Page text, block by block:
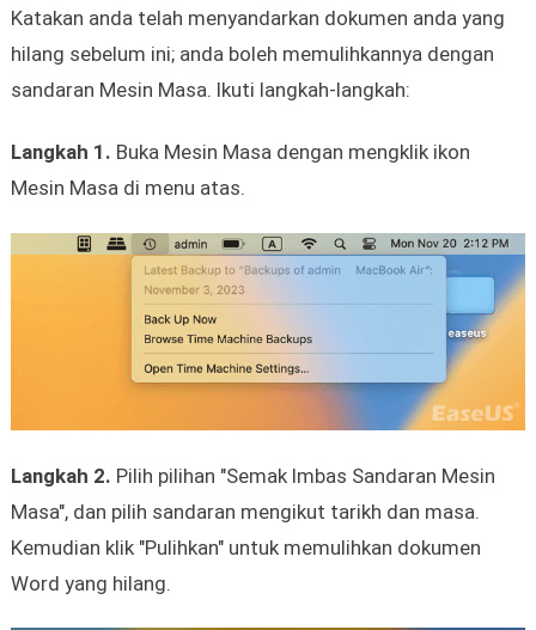
Katakan anda telah menyandarkan dokumen anda yang
hilang sebelum ini; anda boleh memulihkannya dengan
sandaran Mesin Masa. Ikuti langkah-langkah:
Langkah 1. Buka Mesin Masa dengan mengklik ikon
Mesin Masa di menu atas.
Langkah 2. Pilih pilihan "Semak Imbas Sandaran Mesin
Masa", dan pilih sandaran mengikut tarikh dan masa.
Kemudian klik "Pulihkan" untuk memulihkan dokumen
Word yang hilang.